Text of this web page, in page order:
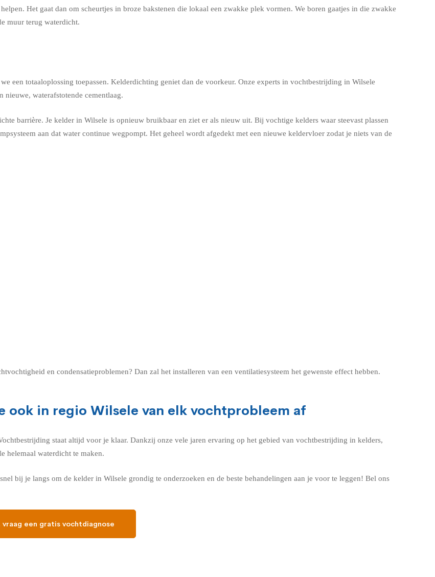
Het gaat dan om scheurtjes in broze bakstenen die lokaal een zwakke plek vormen. We boren gaatjes in die zwakke
muur terug waterdicht.
een totaaloplossing toepassen. Kelderdichting geniet dan de voorkeur. Onze experts in vochtbestrijding in Wilsele
nieuwe, waterafstotende cementlaag.
barrière. Je kelder in Wilsele is opnieuw bruikbaar en ziet er als nieuw uit. Bij vochtige kelders waar steevast plassen
aan dat water continue wegpompt. Het geheel wordt afgedekt met een nieuwe keldervloer zodat je niets van de
en condensatieproblemen? Dan zal het installeren van een ventilatiesysteem het gewenste effect hebben.
in regio Wilsele van elk vochtprobleem af
staat altijd voor je klaar. Dankzij onze vele jaren ervaring op het gebied van vochtbestrijding in kelders,
helemaal waterdicht te maken.
bij je langs om de kelder in Wilsele grondig te onderzoeken en de beste behandelingen aan je voor te leggen! Bel ons
een gratis vochtdiagnose